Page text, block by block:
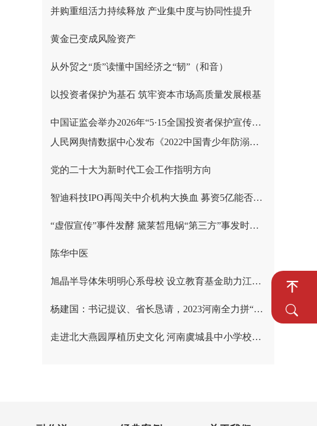
并购重组活力持续释放 产业集中度与协同性提升
黄金已变成风险资产
从外贸之“质”读懂中国经济之“韧”（和音）
以投资者保护为基石 筑牢资本市场高质量发展根基
中国证监会举办2026年“5·15全国投资者保护宣传日”活动 健全投融资相协调市场功能 多措并举支持投资者依法维权
人民网舆情数据中心发布《2022中国青少年防溺水大数据报告》
党的二十大为新时代工会工作指明方向
智迪科技IPO再闯关中介机构大换血 募资5亿能否扭转增收不增利困局
“虚假宣传”事件发酵 黛莱皙甩锅“第三方”事发时为其全资子公司
陈华中医
旭晶半导体朱明明心系母校 设立教育基金助力江苏师范大学发展
杨建国：书记提议、省长恳请，2023河南全力拼“三农”！
走进北大燕园厚植历史文化 河南虞城县中小学校校长走进北大校园“充电”